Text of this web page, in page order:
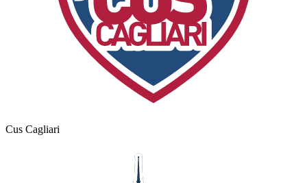
Cus Cagliari